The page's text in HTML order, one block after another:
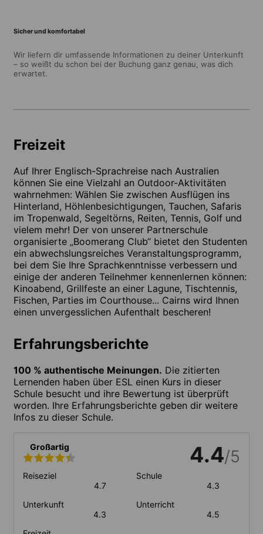
Sicher und komfortabel
Wir liefern dir umfassende Informationen zu deiner Unterkunft
– so weißt du schon bei der Buchung ganz genau, was dich
erwartet.
Freizeit
Auf Ihrer Englisch-Sprachreise nach Australien
können Sie eine Vielzahl an Outdoor-Aktivitäten
wahrnehmen: Wählen Sie zwischen Ausflügen ins
Hinterland, Höhlenbesichtigungen, Tauchen, Safaris
im Tropenwald, Segeltörns, Reiten, Tennis, Golf und
vielem mehr! Der von unserer Partnerschule
organisierte „Boomerang Club“ bietet den Studenten
ein abwechslungsreiches Veranstaltungsprogramm,
bei dem Sie Ihre Sprachkenntnisse verbessern und
einige der anderen Teilnehmer kennenlernen können:
Kinoabend, Grillfeste an einer Lagune, Tischtennis,
Fischen, Parties im Courthouse... Cairns wird Ihnen
einen unvergesslichen Aufenthalt bescheren!
Erfahrungsberichte
100 % authentische Meinungen. Die zitierten
Lernenden haben über ESL einen Kurs in dieser
Schule besucht und ihre Bewertung ist überprüft
worden. Ihre Erfahrungsberichte geben dir weitere
Infos zu dieser Schule.
Großartig 4.4/5
Reiseziel
4.7
Schule
4.3
Unterkunft
4.3
Unterricht
4.5